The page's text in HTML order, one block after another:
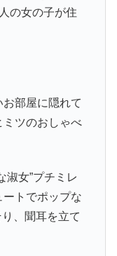
の女の子が住
部屋に隠れて
ツのおしゃべ
淑女”プチミレ
トでポップな
、聞耳を立て